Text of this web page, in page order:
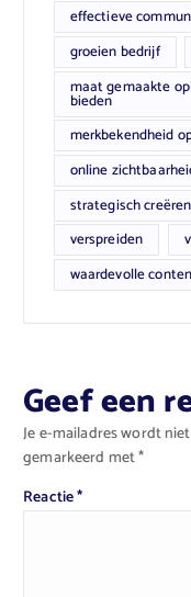
effectieve
groeien bedrijf
maat gemaakte
bieden
merkbekendheid
online
strategisch creëren
verspreiden
waardevolle
Geef een
Je e-mailadres wordt
gemarkeerd met*
Reactie*